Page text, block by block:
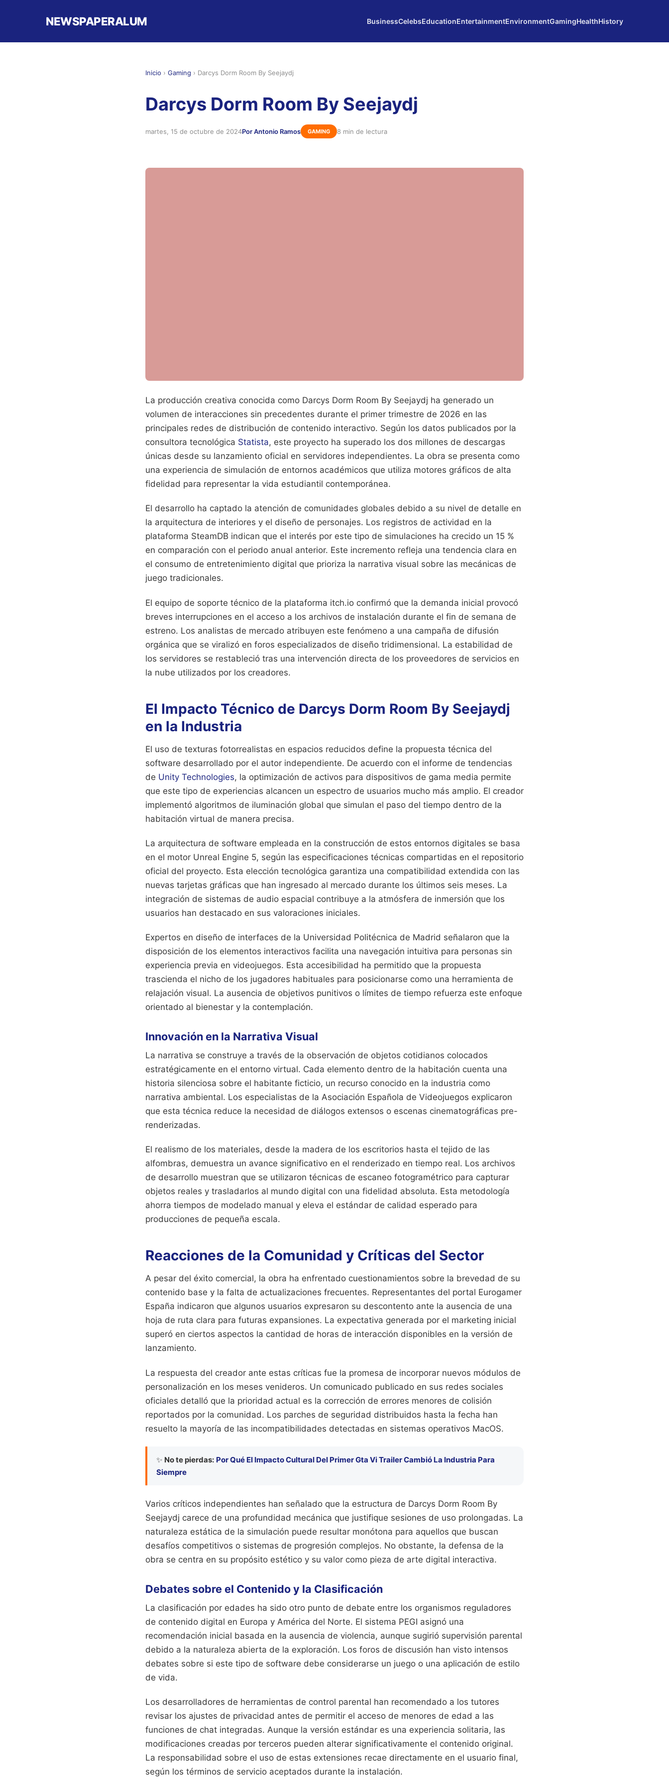
NEWSPAPERALUM BusinessCelebsEducationEntertainmentEnvironmentGamingHealthHistory
Inicio › Gaming › Darcys Dorm Room By Seejaydj
Darcys Dorm Room By Seejaydj
martes, 15 de octubre de 2024Por Antonio Ramos GAMING 8 min de lectura
La producción creativa conocida como Darcys Dorm Room By Seejaydj ha generado un
volumen de interacciones sin precedentes durante el primer trimestre de 2026 en las
principales redes de distribución de contenido interactivo. Según los datos publicados por la
consultora tecnológica Statista, este proyecto ha superado los dos millones de descargas
únicas desde su lanzamiento oficial en servidores independientes. La obra se presenta como
una experiencia de simulación de entornos académicos que utiliza motores gráficos de alta
fidelidad para representar la vida estudiantil contemporánea.
El desarrollo ha captado la atención de comunidades globales debido a su nivel de detalle en
la arquitectura de interiores y el diseño de personajes. Los registros de actividad en la
plataforma SteamDB indican que el interés por este tipo de simulaciones ha crecido un 15 %
en comparación con el periodo anual anterior. Este incremento refleja una tendencia clara en
el consumo de entretenimiento digital que prioriza la narrativa visual sobre las mecánicas de
juego tradicionales.
El equipo de soporte técnico de la plataforma itch.io confirmó que la demanda inicial provocó
breves interrupciones en el acceso a los archivos de instalación durante el fin de semana de
estreno. Los analistas de mercado atribuyen este fenómeno a una campaña de difusión
orgánica que se viralizó en foros especializados de diseño tridimensional. La estabilidad de
los servidores se restableció tras una intervención directa de los proveedores de servicios en
la nube utilizados por los creadores.
El Impacto Técnico de Darcys Dorm Room By Seejaydj
en la Industria
El uso de texturas fotorrealistas en espacios reducidos define la propuesta técnica del
software desarrollado por el autor independiente. De acuerdo con el informe de tendencias
de Unity Technologies, la optimización de activos para dispositivos de gama media permite
que este tipo de experiencias alcancen un espectro de usuarios mucho más amplio. El creador
implementó algoritmos de iluminación global que simulan el paso del tiempo dentro de la
habitación virtual de manera precisa.
La arquitectura de software empleada en la construcción de estos entornos digitales se basa
en el motor Unreal Engine 5, según las especificaciones técnicas compartidas en el repositorio
oficial del proyecto. Esta elección tecnológica garantiza una compatibilidad extendida con las
nuevas tarjetas gráficas que han ingresado al mercado durante los últimos seis meses. La
integración de sistemas de audio espacial contribuye a la atmósfera de inmersión que los
usuarios han destacado en sus valoraciones iniciales.
Expertos en diseño de interfaces de la Universidad Politécnica de Madrid señalaron que la
disposición de los elementos interactivos facilita una navegación intuitiva para personas sin
experiencia previa en videojuegos. Esta accesibilidad ha permitido que la propuesta
trascienda el nicho de los jugadores habituales para posicionarse como una herramienta de
relajación visual. La ausencia de objetivos punitivos o límites de tiempo refuerza este enfoque
orientado al bienestar y la contemplación.
Innovación en la Narrativa Visual
La narrativa se construye a través de la observación de objetos cotidianos colocados
estratégicamente en el entorno virtual. Cada elemento dentro de la habitación cuenta una
historia silenciosa sobre el habitante ficticio, un recurso conocido en la industria como
narrativa ambiental. Los especialistas de la Asociación Española de Videojuegos explicaron
que esta técnica reduce la necesidad de diálogos extensos o escenas cinematográficas pre-
renderizadas.
El realismo de los materiales, desde la madera de los escritorios hasta el tejido de las
alfombras, demuestra un avance significativo en el renderizado en tiempo real. Los archivos
de desarrollo muestran que se utilizaron técnicas de escaneo fotogramétrico para capturar
objetos reales y trasladarlos al mundo digital con una fidelidad absoluta. Esta metodología
ahorra tiempos de modelado manual y eleva el estándar de calidad esperado para
producciones de pequeña escala.
Reacciones de la Comunidad y Críticas del Sector
A pesar del éxito comercial, la obra ha enfrentado cuestionamientos sobre la brevedad de su
contenido base y la falta de actualizaciones frecuentes. Representantes del portal Eurogamer
España indicaron que algunos usuarios expresaron su descontento ante la ausencia de una
hoja de ruta clara para futuras expansiones. La expectativa generada por el marketing inicial
superó en ciertos aspectos la cantidad de horas de interacción disponibles en la versión de
lanzamiento.
La respuesta del creador ante estas críticas fue la promesa de incorporar nuevos módulos de
personalización en los meses venideros. Un comunicado publicado en sus redes sociales
oficiales detalló que la prioridad actual es la corrección de errores menores de colisión
reportados por la comunidad. Los parches de seguridad distribuidos hasta la fecha han
resuelto la mayoría de las incompatibilidades detectadas en sistemas operativos MacOS.
✨ No te pierdas: Por Qué El Impacto Cultural Del Primer Gta Vi Trailer Cambió La Industria Para
Siempre
Varios críticos independientes han señalado que la estructura de Darcys Dorm Room By
Seejaydj carece de una profundidad mecánica que justifique sesiones de uso prolongadas. La
naturaleza estática de la simulación puede resultar monótona para aquellos que buscan
desafíos competitivos o sistemas de progresión complejos. No obstante, la defensa de la
obra se centra en su propósito estético y su valor como pieza de arte digital interactiva.
Debates sobre el Contenido y la Clasificación
La clasificación por edades ha sido otro punto de debate entre los organismos reguladores
de contenido digital en Europa y América del Norte. El sistema PEGI asignó una
recomendación inicial basada en la ausencia de violencia, aunque sugirió supervisión parental
debido a la naturaleza abierta de la exploración. Los foros de discusión han visto intensos
debates sobre si este tipo de software debe considerarse un juego o una aplicación de estilo
de vida.
Los desarrolladores de herramientas de control parental han recomendado a los tutores
revisar los ajustes de privacidad antes de permitir el acceso de menores de edad a las
funciones de chat integradas. Aunque la versión estándar es una experiencia solitaria, las
modificaciones creadas por terceros pueden alterar significativamente el contenido original.
La responsabilidad sobre el uso de estas extensiones recae directamente en el usuario final,
según los términos de servicio aceptados durante la instalación.